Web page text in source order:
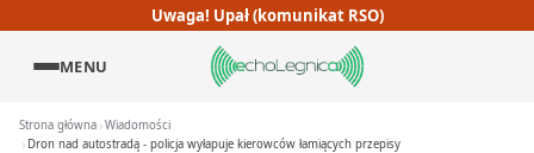
Uwaga! Upał (komunikat RSO)
MENU
Strona główna Wiadomości
Dron nad autostradą - policja wyłapuje kierowców łamiących przepisy